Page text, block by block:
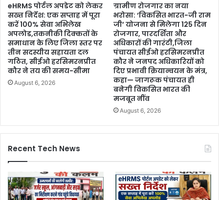
eHRMS पोर्टल अपडेट को लेकर
सख्त निर्देश: एक सप्ताह में पूरा
करें 100% सेवा अभिलेख
अपलोड,तकनीकी दिक्कतों के
समाधान के लिए जिला स्तर पर
तीन सदस्यीय सहायता दल
गठित, सीईओ हरसिमरनप्रीत
कौर ने तय की समय-सीमा
August 6, 2026
ग्रामीण रोजगार का नया
भरोसा: ‘विकसित भारत-जी राम
जी’ योजना से मिलेगा 125 दिन
रोजगार, पारदर्शिता और
अधिकारों की गारंटी,जिला
पंचायत सीईओ हरसिमरनप्रीत
कौर ने जनपद अधिकारियों को
दिए प्रभावी क्रियान्वयन के मंत्र,
कहा— जागरूक पंचायत ही
बनेगी विकसित भारत की
मजबूत नींव
August 6, 2026
Recent Tech News